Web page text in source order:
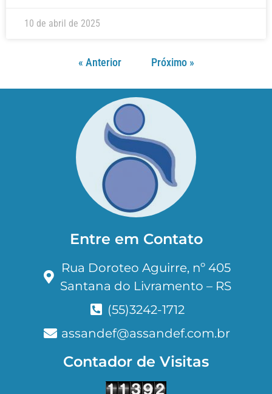
10 de abril de 2025
« Anterior Próximo »
Entre em Contato
Rua Doroteo Aguirre, nº 405
Santana do Livramento – RS
(55)3242-1712
assandef@assandef.com.br
Contador de Visitas